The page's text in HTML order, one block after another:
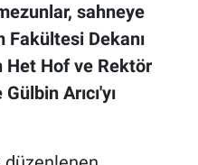
sahneye
Fakültesi Dekanı
Het Hof ve Rektör
Arıcı'yı